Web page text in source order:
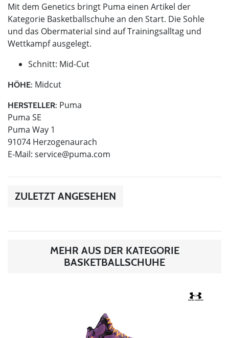
Mit dem Genetics bringt Puma einen Artikel der
Kategorie Basketballschuhe an den Start. Die Sohle
und das Obermaterial sind auf Trainingsalltag und
Wettkampf ausgelegt.
Schnitt: Mid-Cut
HÖHE: Midcut
HERSTELLER: Puma
Puma SE
Puma Way 1
91074 Herzogenaurach
E-Mail: service@puma.com
ZULETZT ANGESEHEN
MEHR AUS DER KATEGORIE
BASKETBALLSCHUHE